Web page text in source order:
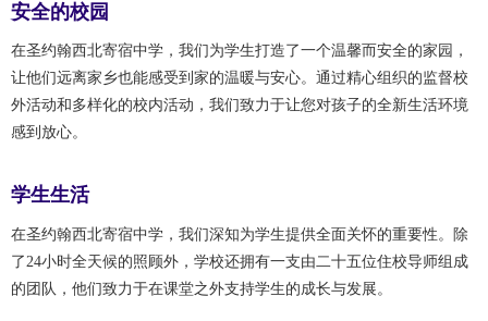
安全的校园
在圣约翰西北寄宿中学，我们为学生打造了一个温馨而安全的家园，
让他们远离家乡也能感受到家的温暖与安心。通过精心组织的监督校
外活动和多样化的校内活动，我们致力于让您对孩子的全新生活环境
感到放心。
学生生活
在圣约翰西北寄宿中学，我们深知为学生提供全面关怀的重要性。除
了24小时全天候的照顾外，学校还拥有一支由二十五位住校导师组成
的团队，他们致力于在课堂之外支持学生的成长与发展。